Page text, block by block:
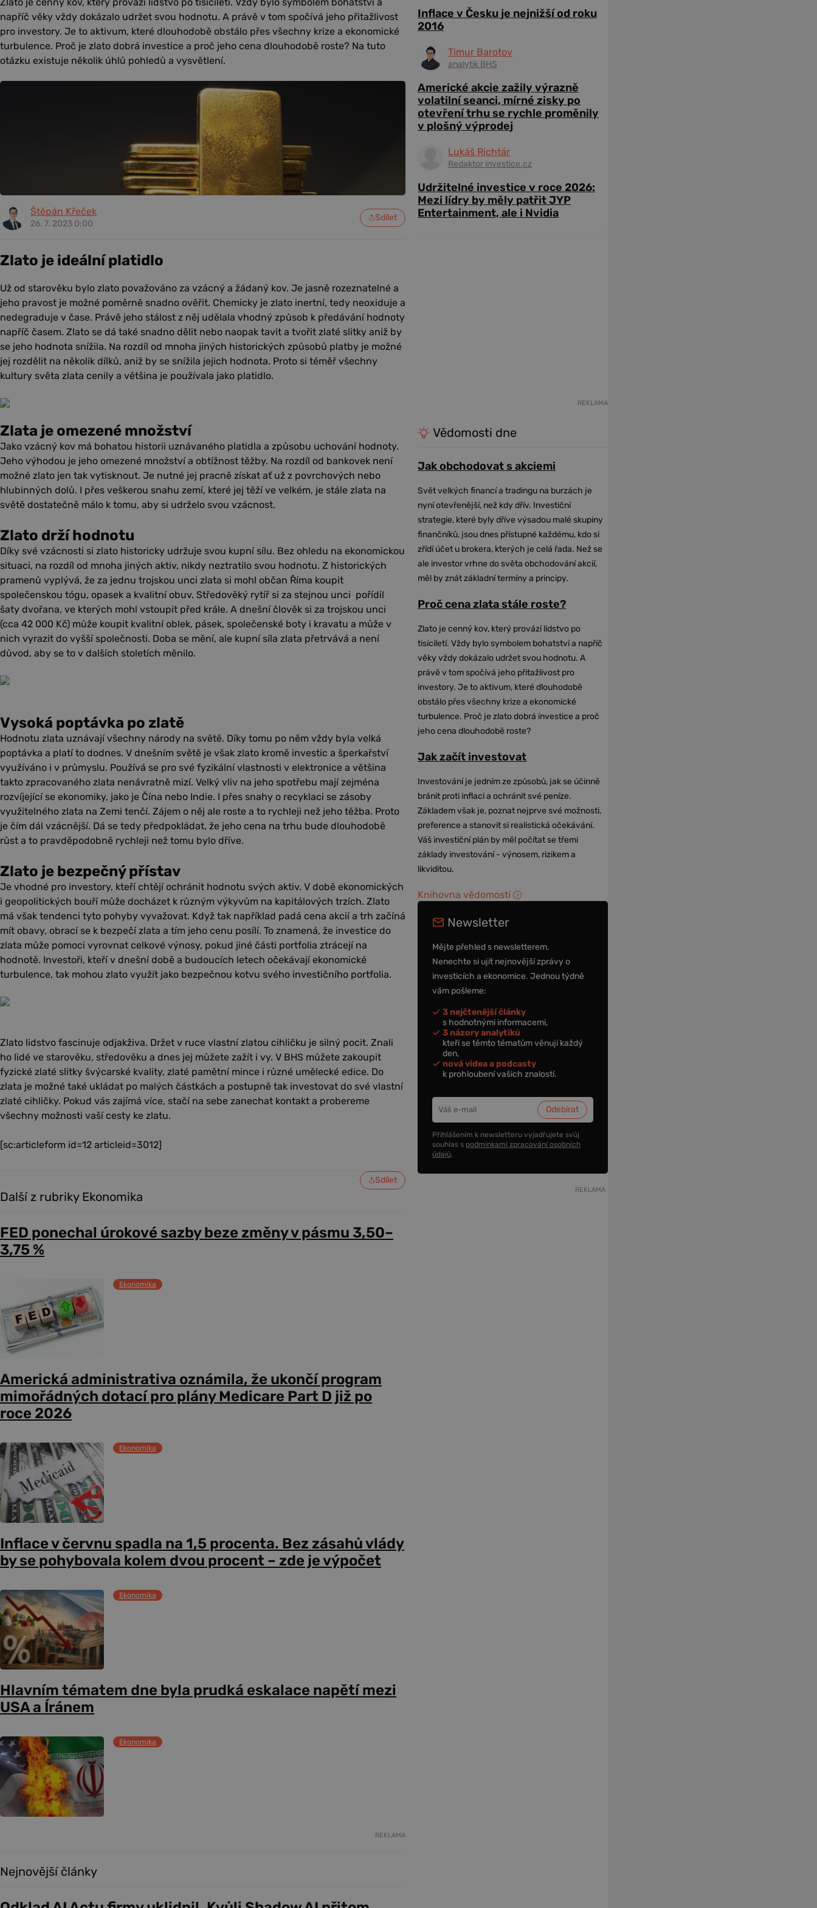
napříč věky vždy dokázalo udržet svou hodnotu. A právě v tom spočívá jeho přitažlivost
pro investory. Je to aktivum, které dlouhodobě obstálo přes všechny krize a ekonomické
turbulence. Proč je zlato dobrá investice a proč jeho cena dlouhodobě roste? Na tuto
otázku existuje několik úhlů pohledů a vysvětlení.
Štěpán Křeček
26. 7. 2023 0:00
Sdílet
Zlato je ideální platidlo
Už od starověku bylo zlato považováno za vzácný a žádaný kov. Je jasně rozeznatelné a
jeho pravost je možné poměrně snadno ověřit. Chemicky je zlato inertní, tedy neoxiduje a
nedegraduje v čase. Právě jeho stálost z něj udělala vhodný způsob k předávání hodnoty
napříč časem. Zlato se dá také snadno dělit nebo naopak tavit a tvořit zlaté slitky aniž by
se jeho hodnota snížila. Na rozdíl od mnoha jiných historických způsobů platby je možné
jej rozdělit na několik dílků, aniž by se snížila jejich hodnota. Proto si téměř všechny
kultury světa zlata cenily a většina je používala jako platidlo.
Zlata je omezené množství
Jako vzácný kov má bohatou historii uznávaného platidla a způsobu uchování hodnoty.
Jeho výhodou je jeho omezené množství a obtížnost těžby. Na rozdíl od bankovek není
možné zlato jen tak vytisknout. Je nutné jej pracně získat ať už z povrchových nebo
hlubinných dolů. I přes veškerou snahu zemí, které jej těží ve velkém, je stále zlata na
světě dostatečně málo k tomu, aby si udrželo svou vzácnost.
Zlato drží hodnotu
Díky své vzácnosti si zlato historicky udržuje svou kupní sílu. Bez ohledu na ekonomickou
situaci, na rozdíl od mnoha jiných aktiv, nikdy neztratilo svou hodnotu. Z historických
pramenů vyplývá, že za jednu trojskou unci zlata si mohl občan Říma koupit
společenskou tógu, opasek a kvalitní obuv. Středověký rytíř si za stejnou unci pořídil
šaty dvořana, ve kterých mohl vstoupit před krále. A dnešní člověk si za trojskou unci
(cca 42 000 Kč) může koupit kvalitní oblek, pásek, společenské boty i kravatu a může v
nich vyrazit do vyšší společnosti. Doba se mění, ale kupní síla zlata přetrvává a není
důvod, aby se to v dalších stoletích měnilo.
Vysoká poptávka po zlatě
Hodnotu zlata uznávají všechny národy na světě. Díky tomu po něm vždy byla velká
poptávka a platí to dodnes. V dnešním světě je však zlato kromě investic a šperkařství
využíváno i v průmyslu. Používá se pro své fyzikální vlastnosti v elektronice a většina
takto zpracovaného zlata nenávratně mizí. Velký vliv na jeho spotřebu mají zejména
rozvíjející se ekonomiky, jako je Čína nebo Indie. I přes snahy o recyklaci se zásoby
využitelného zlata na Zemi tenčí. Zájem o něj ale roste a to rychleji než jeho těžba. Proto
je čím dál vzácnější. Dá se tedy předpokládat, že jeho cena na trhu bude dlouhodobě
růst a to pravděpodobně rychleji než tomu bylo dříve.
Zlato je bezpečný přístav
Je vhodné pro investory, kteří chtějí ochránit hodnotu svých aktiv. V době ekonomických
i geopolitických bouří může docházet k různým výkyvům na kapitálových trzích. Zlato
má však tendenci tyto pohyby vyvažovat. Když tak například padá cena akcií a trh začíná
mít obavy, obrací se k bezpečí zlata a tím jeho cenu posílí. To znamená, že investice do
zlata může pomoci vyrovnat celkové výnosy, pokud jiné části portfolia ztrácejí na
hodnotě. Investoři, kteří v dnešní době a budoucích letech očekávají ekonomické
turbulence, tak mohou zlato využít jako bezpečnou kotvu svého investičního portfolia.
Zlato lidstvo fascinuje odjakživa. Držet v ruce vlastní zlatou cihličku je silný pocit. Znali
ho lidé ve starověku, středověku a dnes jej můžete zažít i vy. V BHS můžete zakoupit
fyzické zlaté slitky švýcarské kvality, zlaté pamětní mince i různé umělecké edice. Do
zlata je možné také ukládat po malých částkách a postupně tak investovat do své vlastní
zlaté cihličky. Pokud vás zajímá více, stačí na sebe zanechat kontakt a probereme
všechny možnosti vaší cesty ke zlatu.
[sc:articleform id=12 articleid=3012]
Sdílet
Další z rubriky Ekonomika
FED ponechal úrokové sazby beze změny v pásmu 3,50–
3,75 %
Ekonomika
Americká administrativa oznámila, že ukončí program
mimořádných dotací pro plány Medicare Part D již po
roce 2026
Ekonomika
Inflace v červnu spadla na 1,5 procenta. Bez zásahů vlády
by se pohybovala kolem dvou procent – zde je výpočet
Ekonomika
Hlavním tématem dne byla prudká eskalace napětí mezi
USA a Íránem
Ekonomika
REKLAMA
Nejnovější články
Inflace v Česku je nejnižší od roku
2016
Timur Barotov
analytik BHS
Americké akcie zažily výrazně
volatilní seanci, mírné zisky po
otevření trhu se rychle proměnily
v plošný výprodej
Lukáš Richtár
Redaktor investice.cz
Udržitelné investice v roce 2026:
Mezi lídry by měly patřit JYP
Entertainment, ale i Nvidia
REKLAMA
Vědomosti dne
Jak obchodovat s akciemi
Svět velkých financí a tradingu na burzách je
nyní otevřenější, než kdy dřív. Investiční
strategie, které byly dříve výsadou malé skupiny
finančníků, jsou dnes přístupné každému, kdo si
zřídí účet u brokera, kterých je celá řada. Než se
ale investor vrhne do světa obchodování akcií,
měl by znát základní termíny a principy.
Proč cena zlata stále roste?
Zlato je cenný kov, který provází lidstvo po
tisíciletí. Vždy bylo symbolem bohatství a napříč
věky vždy dokázalo udržet svou hodnotu. A
právě v tom spočívá jeho přitažlivost pro
investory. Je to aktivum, které dlouhodobě
obstálo přes všechny krize a ekonomické
turbulence. Proč je zlato dobrá investice a proč
jeho cena dlouhodobě roste?
Jak začít investovat
Investování je jedním ze způsobů, jak se účinně
bránit proti inflaci a ochránit své peníze.
Základem však je, poznat nejprve své možnosti,
preference a stanovit si realistická očekávání.
Váš investiční plán by měl počítat se třemi
základy investování - výnosem, rizikem a
likviditou.
Knihovna vědomostí
Newsletter
Mějte přehled s newsletterem.
Nenechte si ujít nejnovější zprávy o
investicích a ekonomice. Jednou týdně
vám pošleme:
3 nejčtenější články
s hodnotnými informacemi,
3 názory analytiků
kteří se těmto tématům věnují každý
den,
nová videa a podcasty
k prohloubení vašich znalostí.
Přihlášením k newsletteru vyjadřujete svůj
souhlas s podmínkami zpracování osobních
údajů.
REKLAMA